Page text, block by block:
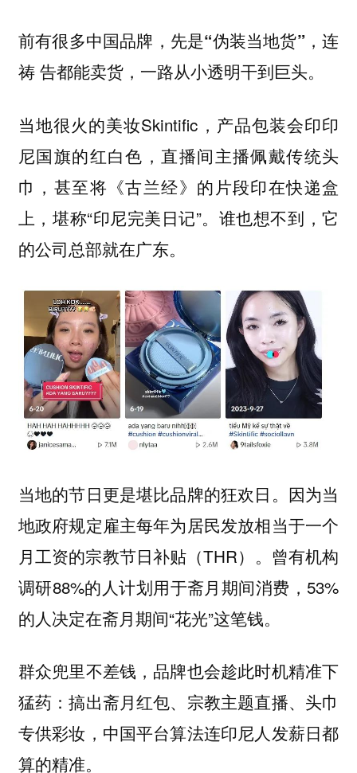
前有很多中国品牌， 先是“伪装当地货”，连
祷 告都能卖货，一路从小透明干到巨头。
当地很火的美妆Skintific，产品包装会印印
尼国旗的红白色，直播间主播佩戴传统头
巾，甚至将《古兰经》的片段印在快递盒
上，堪称“印尼完美日记”。谁也想不到，它
的公司总部就在广东。
当地的节日更是堪比品牌的狂欢日。因为当
地政府规定雇主每年为居民发放相当于一个
月工资的宗教节日补贴（THR）。曾有机构
调研88%的人计划用于斋月期间消费，53%
的人决定在斋月期间“花光”这笔钱。
群众兜里不差钱，品牌也会趁此时机精准下
猛药：搞出斋月红包、宗教主题直播、头巾
专供彩妆，中国平台算法连印尼人发薪日都
算的精准。